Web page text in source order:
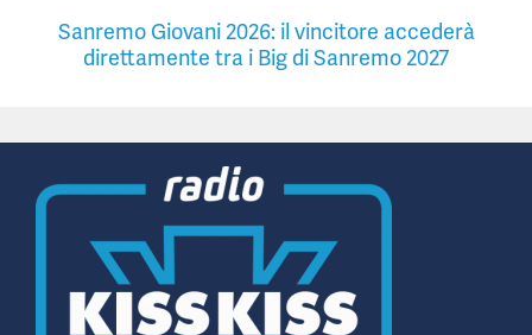
Sanremo Giovani 2026: il vincitore accederà
direttamente tra i Big di Sanremo 2027